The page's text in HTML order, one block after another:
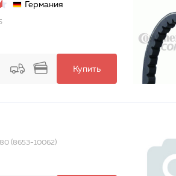
Германия
Купить
(8653-10062)